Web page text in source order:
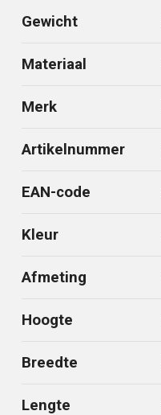
Gewicht
Materiaal
Merk
Artikelnummer
EAN-code
Kleur
Afmeting
Hoogte
Breedte
Lengte